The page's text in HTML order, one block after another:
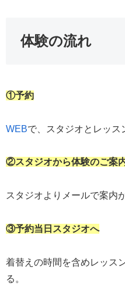
体験の流れ
①予約
WEBで、スタジオとレッス
②スタジオから体験のご案
スタジオよりメールで案内
③予約当日スタジオへ
着替えの時間を含めレッス
る。